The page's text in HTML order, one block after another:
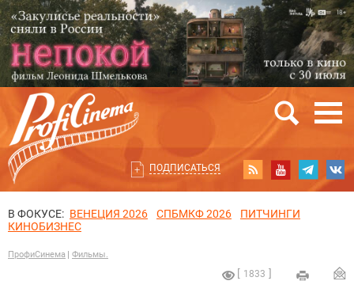
ПОДПИСАТЬСЯ
В ФОКУСЕ: ВЕНЕЦИЯ 2026 СПБМКФ 2026
ПИТЧИНГИ
КИНОБИЗНЕС
ПрофиСинема Фильмы.
1833